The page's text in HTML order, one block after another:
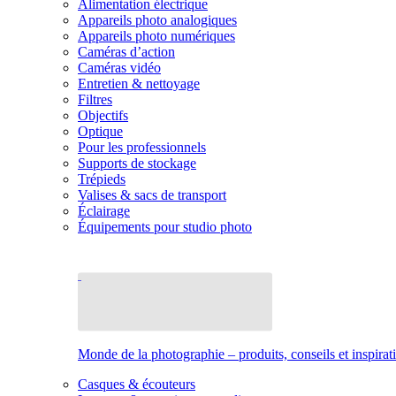
Alimentation électrique
Appareils photo analogiques
Appareils photo numériques
Caméras d’action
Caméras vidéo
Entretien & nettoyage
Filtres
Objectifs
Optique
Pour les professionnels
Supports de stockage
Trépieds
Valises & sacs de transport
Éclairage
Équipements pour studio photo
Monde de la photographie – produits, conseils et
Casques & écouteurs